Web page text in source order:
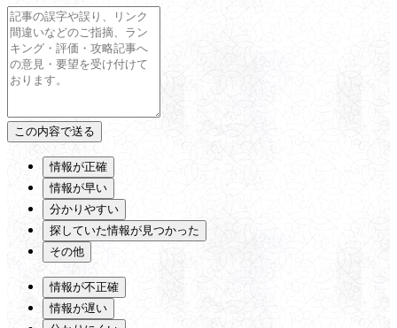
情報が正確
情報が早い
分かりやすい
探していた情報が見つかった
その他
情報が不正確
情報が遅い